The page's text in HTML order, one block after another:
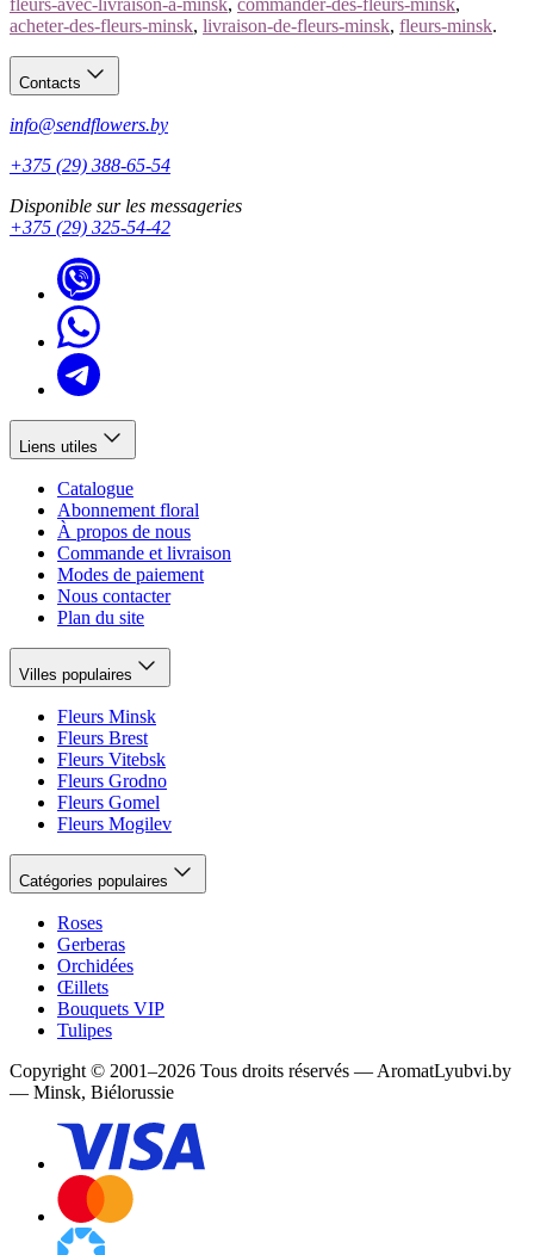
fleurs-avec-livraison-a-minsk, commander-des-fleurs-minsk,
acheter-des-fleurs-minsk, livraison-de-fleurs-minsk, fleurs-minsk.
Contacts
info@sendflowers.by
+375 (29) 388-65-54
Disponible sur les messageries
+375 (29) 325-54-42
Liens utiles
Catalogue
Abonnement floral
À propos de nous
Commande et livraison
Modes de paiement
Nous contacter
Plan du site
Villes populaires
Fleurs Minsk
Fleurs Brest
Fleurs Vitebsk
Fleurs Grodno
Fleurs Gomel
Fleurs Mogilev
Catégories populaires
Roses
Gerberas
Orchidées
Œillets
Bouquets VIP
Tulipes
Copyright © 2001–2026 Tous droits réservés — AromatLyubvi.by
— Minsk, Biélorussie